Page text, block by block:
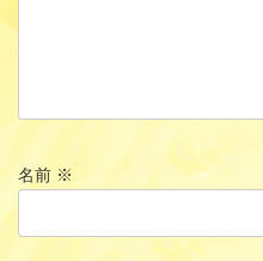
名前 ※